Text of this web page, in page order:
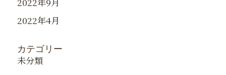
2022年4月
カテゴリー
未分類